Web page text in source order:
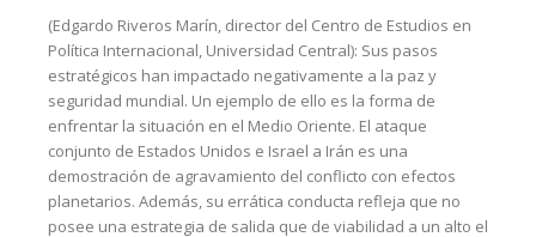
(Edgardo Riveros Marín, director del Centro de Estudios en
Política Internacional, Universidad Central): Sus pasos
estratégicos han impactado negativamente a la paz y
seguridad mundial. Un ejemplo de ello es la forma de
enfrentar la situación en el Medio Oriente. El ataque
conjunto de Estados Unidos e Israel a Irán es una
demostración de agravamiento del conflicto con efectos
planetarios. Además, su errática conducta refleja que no
posee una estrategia de salida que de viabilidad a un alto el